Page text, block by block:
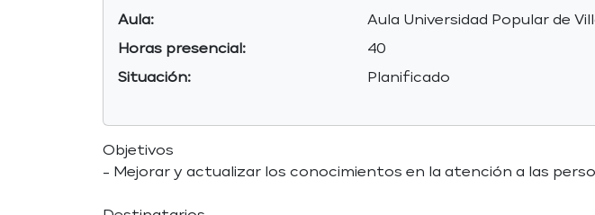
Aula:
Aula Universidad Popular de
Horas presencial:
40
Situación:
Planificado
Objetivos
- Mejorar y actualizar los conocimientos en la atención a las